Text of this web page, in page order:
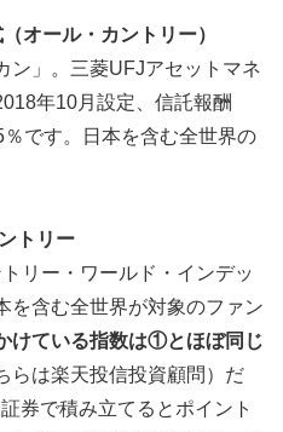
オール・カントリー）
ン」。三菱UFJアセットマネ
年10月設定、信託報酬
％です。日本を含む全世界の
トリー
リー・ワールド・インデッ
を含む全世界が対象のファン
けている指数は①とほぼ同じ
らは楽天投信投資顧問）だ
券で積み立てるとポイント